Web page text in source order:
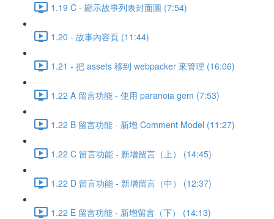
1.19 C - 顯示故事列表封面圖 (7:54)
1.20 - 故事內容頁 (11:44)
1.21 - 把 assets 移到 webpacker 來管理 (16:06)
1.22 A 留言功能 - 使用 paranoia gem (7:53)
1.22 B 留言功能 - 新增 Comment Model (11:27)
1.22 C 留言功能 - 新增留言（上） (14:45)
1.22 D 留言功能 - 新增留言（中） (12:37)
1.22 E 留言功能 - 新增留言（下） (14:13)